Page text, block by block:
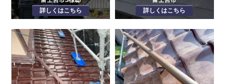
詳しくはこちら
詳しくはこちら